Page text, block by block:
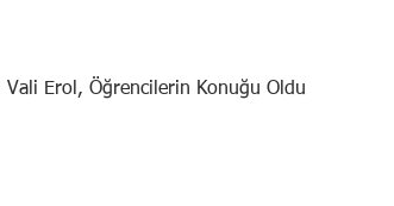
Vali Erol, Öğrencilerin Konuğu Oldu